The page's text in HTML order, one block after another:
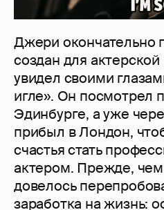
Джери окончательно
создан для
увидел своими
игле». Он посмотрел
Эдинбурге, а уже
прибыл в Лондон,
счастья стать
актером. Прежде,
довелось
заработка на жизнь: